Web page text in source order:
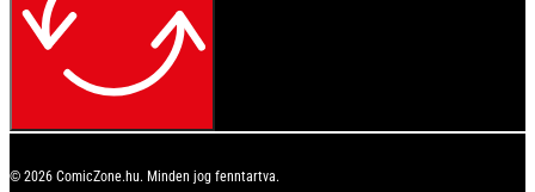
© 2026 ComicZone.hu. Minden jog fenntartva.